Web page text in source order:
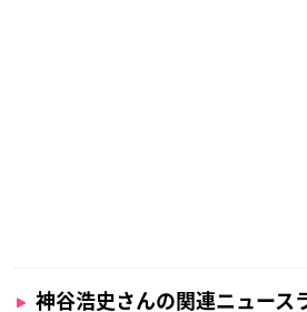
神谷浩史さんの関連ニュース